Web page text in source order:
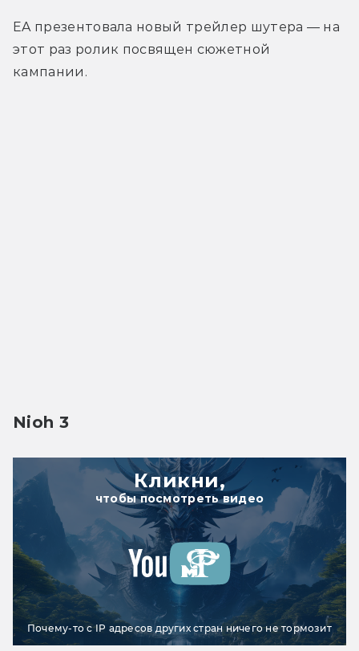
EA презентовала новый трейлер шутера — на
этот раз ролик посвящен сюжетной
кампании.
Nioh 3
Кликни,
чтобы посмотреть видео
Почему-то с IP адресов других стран ничего не тормозит